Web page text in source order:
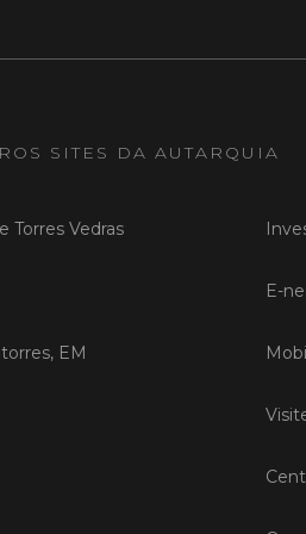
SITES DA AUTARQUIA
Torres Vedras
EM
E-